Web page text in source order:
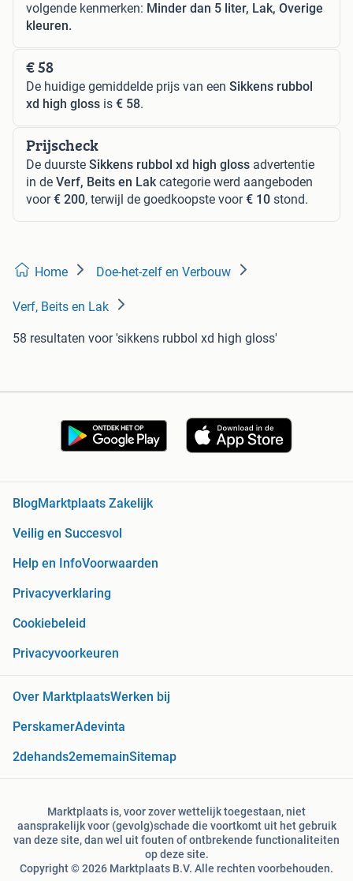
volgende kenmerken: Minder dan 5 liter, Lak, Overige
kleuren.
€ 58
De huidige gemiddelde prijs van een Sikkens rubbol
xd high gloss is € 58.
Prijscheck
De duurste Sikkens rubbol xd high gloss advertentie
in de Verf, Beits en Lakcategorie werd aangeboden
voor€ 200, terwijl de goedkoopste voor€ 10 stond.
Home Doe-het-zelf en Verbouw
Verf, Beits en Lak
58 resultaten voor 'sikkens rubbol xd high gloss'
BlogMarktplaats Zakelijk
Veilig en Succesvol
Help en InfoVoorwaarden
Privacyverklaring
Cookiebeleid
Privacyvoorkeuren
Over MarktplaatsWerken bij
PerskamerAdevinta
2dehands2ememainSitemap
Marktplaats is, voor zover wettelijk toegestaan, niet
aansprakelijk voor (gevolg)schade die voortkomt uit het gebruik
van deze site, dan wel uit fouten of ontbrekende functionaliteiten
op deze site.
Copyright © 2026 Marktplaats B.V. Alle rechten voorbehouden.